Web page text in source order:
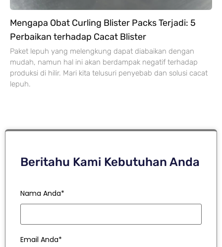
Mengapa Obat Curling Blister Packs Terjadi: 5
Perbaikan terhadap Cacat Blister
Paket lepuh yang melengkung dapat diabaikan dengan
mudah, namun hal ini akan berdampak negatif terhadap
produksi di hilir. Mari kita telusuri penyebab dan solusi cacat
lepuh.
Beritahu Kami Kebutuhan Anda
Nama Anda*
Email Anda*